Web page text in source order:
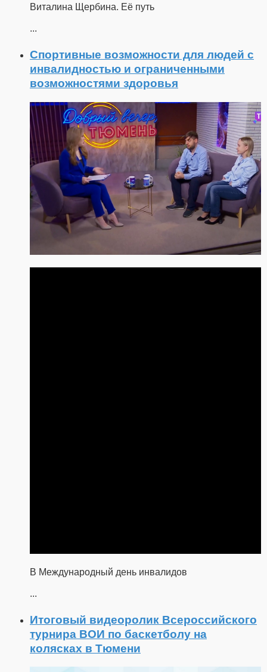
Виталина Щербина. Её путь
...
Спортивные возможности для людей с
инвалидностью и ограниченными
возможностями здоровья
В Международный день инвалидов
...
Итоговый видеоролик Всероссийского
турнира ВОИ по баскетболу на
колясках в Тюмени